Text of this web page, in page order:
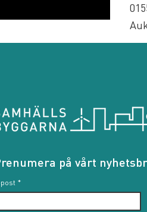
på vårt
post *